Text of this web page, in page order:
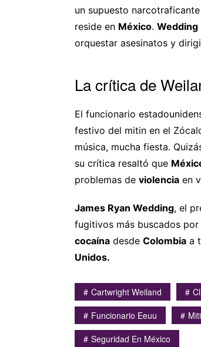
un supuesto
reside en México. Wedding
orquestar asesinatos y
La crítica de
El funcionario
festivo del mitin en el
música, mucha fiesta.
su crítica resaltó que
problemas de violencia en
James Ryan Wedding, el
fugitivos más buscados
cocaína desde Colombia a
Unidos.
Cartwright Weiland
Funcionario Eeuu
Seguridad En México